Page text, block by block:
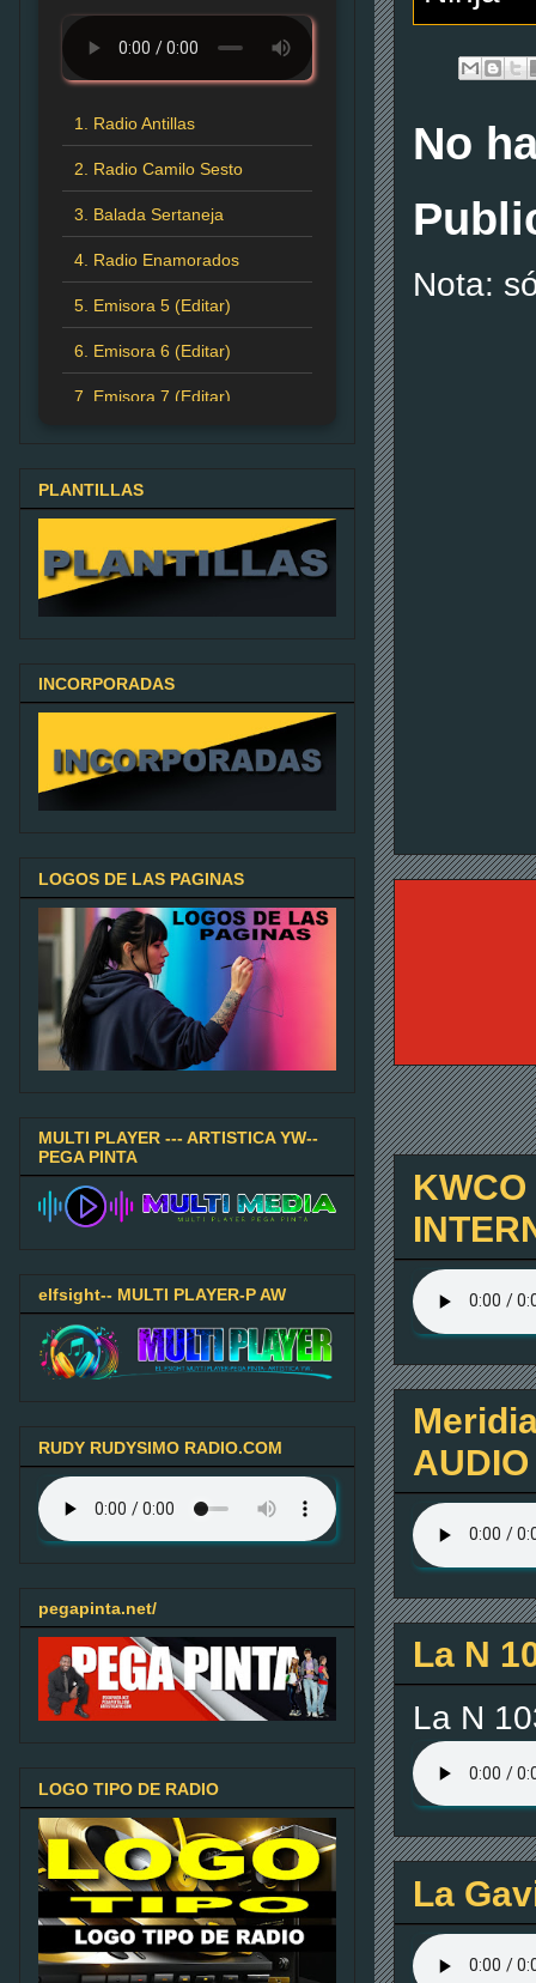
No
Nota:
La N
La N
La
1. Radio Antillas
2. Radio Camilo Sesto
3. Balada Sertaneja
4. Radio Enamorados
5. Emisora 5 (Editar)
6. Emisora 6 (Editar)
7. Emisora 7 (Editar)
PLANTILLAS
INCORPORADAS
LOGOS DE LAS PAGINAS
MULTI PLAYER --- ARTISTICA YW--
PEGA PINTA
elfsight-- MULTI PLAYER-P AW
RUDY RUDYSIMO RADIO.COM
pegapinta.net/
LOGO TIPO DE RADIO